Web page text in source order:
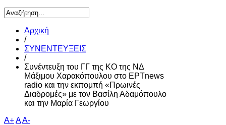
Αρχική
/
ΣΥΝΕΝΤΕΥΞΕΙΣ
/
Συνέντευξη του ΓΓ της ΚΟ της ΝΔ
Μάξιμου Χαρακόπουλου στο ΕΡΤnews
radio και την εκπομπή «Πρωινές
Διαδρομές» με τον Βασίλη Αδαμόπουλο
και την Μαρία Γεωργίου
A+AA-